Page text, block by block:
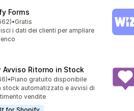
Forms
su 5
totali
•Gratis
i dati dei clienti per ampliare
Avviso Ritorno in Stock
su 5
totali
•Piano gratuito disponibile
stock automatizzato e avvisi di
vendite